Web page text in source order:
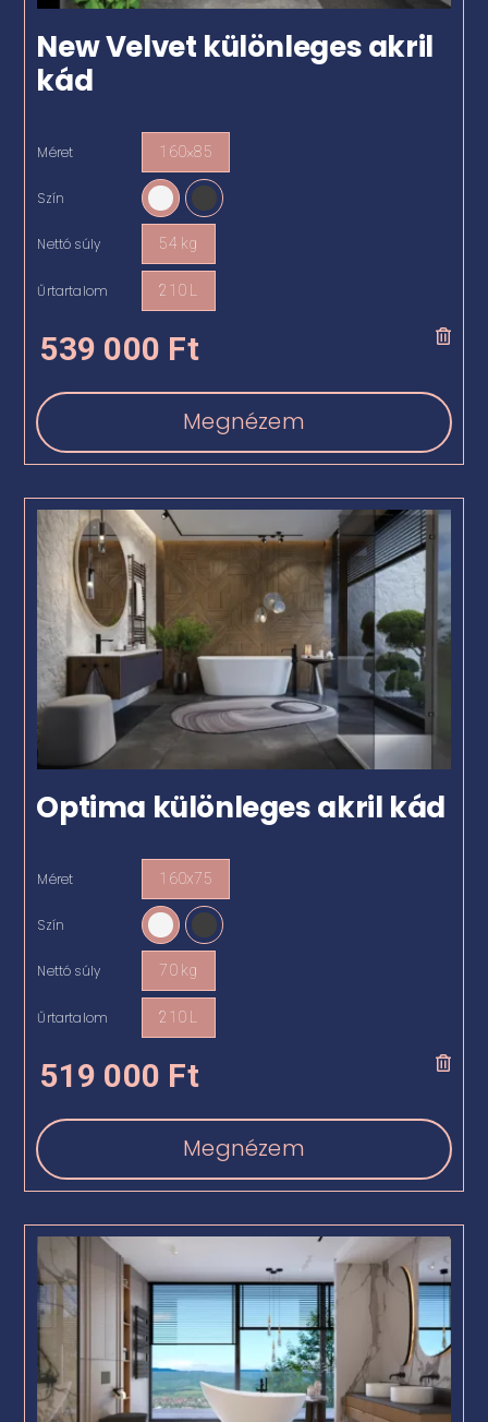
New Velvet különleges akril
kád
Méret 160×85
Szín
Nettó súly 54 kg
Űrtartalom 210 L
539 000 Ft
Megnézem
Optima különleges akril kád
Méret 160x75
Szín
Nettó súly 70 kg
Űrtartalom 210 L
519 000 Ft
Megnézem